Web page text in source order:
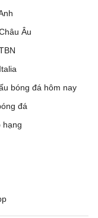
Âu
bóng đá hôm nay
đá
hạng